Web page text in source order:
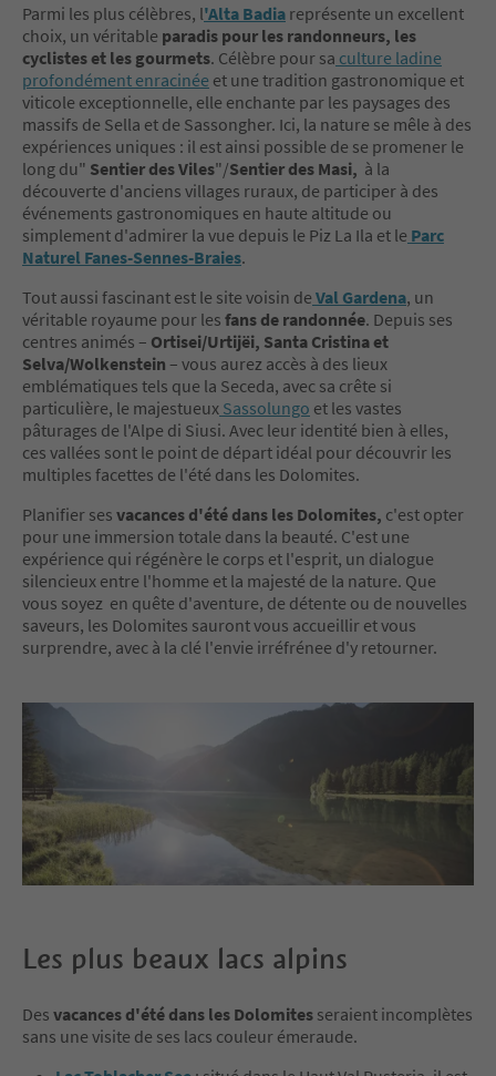
Parmi les plus célèbres, l'Alta Badia représente un excellent
choix, un véritable paradis pour les randonneurs, les
cyclistes et les gourmets. Célèbre pour sa culture ladine
profondément enracinée et une tradition gastronomique et
viticole exceptionnelle, elle enchante par les paysages des
massifs de Sella et de Sassongher. Ici, la nature se mêle à des
expériences uniques : il est ainsi possible de se promener le
long du" Sentier des Viles"/Sentier des Masi, à la
découverte d'anciens villages ruraux, de participer à des
événements gastronomiques en haute altitude ou
simplement d'admirer la vue depuis le Piz La Ila et le Parc
Naturel Fanes-Sennes-Braies.
Tout aussi fascinant est le site voisin de Val Gardena, un
véritable royaume pour les fans de randonnée. Depuis ses
centres animés – Ortisei/Urtijëi, Santa Cristina et
Selva/Wolkenstein – vous aurez accès à des lieux
emblématiques tels que la Seceda, avec sa crête si
particulière, le majestueux Sassolungo et les vastes
pâturages de l'Alpe di Siusi. Avec leur identité bien à elles,
ces vallées sont le point de départ idéal pour découvrir les
multiples facettes de l'été dans les Dolomites.
Planifier ses vacances d'été dans les Dolomites, c'est opter
pour une immersion totale dans la beauté. C'est une
expérience qui régénère le corps et l'esprit, un dialogue
silencieux entre l'homme et la majesté de la nature. Que
vous soyez en quête d'aventure, de détente ou de nouvelles
saveurs, les Dolomites sauront vous accueillir et vous
surprendre, avec à la clé l'envie irréfrénee d'y retourner.
Les plus beaux lacs alpins
Des vacances d'été dans les Dolomites seraient incomplètes
sans une visite de ses lacs couleur émeraude.